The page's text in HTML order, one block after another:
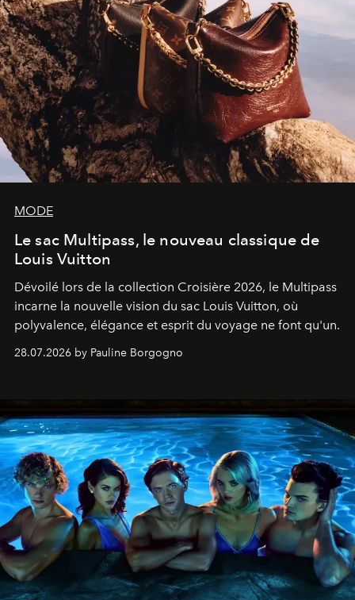
MODE
Le sac Multipass, le nouveau classique de
Louis Vuitton
Dévoilé lors de la collection Croisière 2026, le Multipass
incarne la nouvelle vision du sac Louis Vuitton, où
polyvalence, élégance et esprit du voyage ne font qu'un.
28.07.2026 by Pauline Borgogno